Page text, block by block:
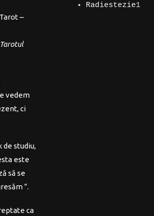
–
Tarotul
vedem
ci
studiu,
este
să se
”.
ca
produs
Radiestezie11